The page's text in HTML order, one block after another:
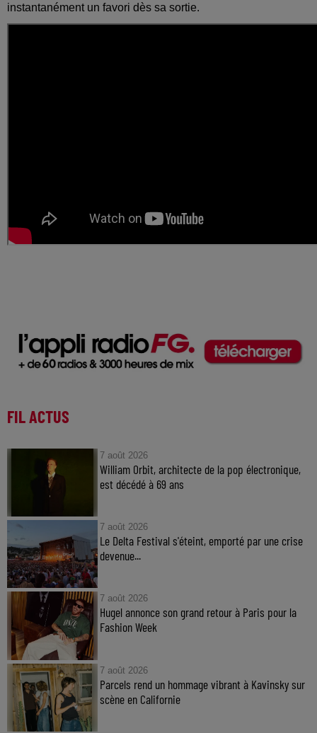
instantanément un favori dès sa sortie.
FIL ACTUS
7 août 2026
William Orbit, architecte de la pop électronique,
est décédé à 69 ans
7 août 2026
Le Delta Festival s'éteint, emporté par une crise
devenue...
7 août 2026
Hugel annonce son grand retour à Paris pour la
Fashion Week
7 août 2026
Parcels rend un hommage vibrant à Kavinsky sur
scène en Californie